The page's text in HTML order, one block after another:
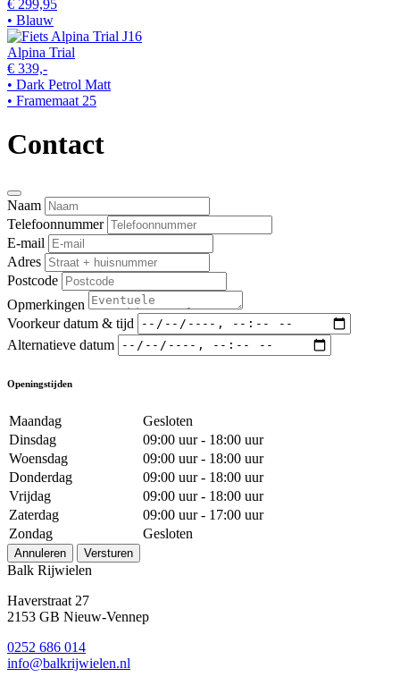
€ 299,95
• Blauw
Alpina Trial
€ 339,-
• Dark Petrol Matt
• Framemaat 25
Contact
Naam
Telefoonnummer
E-mail
Adres
Postcode
Opmerkingen
Voorkeur datum & tijd
Alternatieve datum
Openingstijden
Maandag
Gesloten
Dinsdag
09:00 uur - 18:00 uur
Woensdag
09:00 uur - 18:00 uur
Donderdag
09:00 uur - 18:00 uur
Vrijdag
09:00 uur - 18:00 uur
Zaterdag
09:00 uur - 17:00 uur
Zondag
Gesloten
Annuleren Versturen
Balk Rijwielen
Haverstraat 27
2153 GB Nieuw-Vennep
0252 686 014
info@balkrijwielen.nl